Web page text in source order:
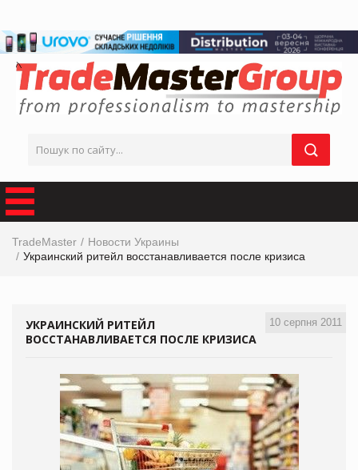
TradeMaster
Новости Украины
Украинский ритейл восстанавливается после кризиса
10 серпня 2011
УКРАИНСКИЙ РИТЕЙЛ
ВОССТАНАВЛИВАЕТСЯ ПОСЛЕ КРИЗИСА